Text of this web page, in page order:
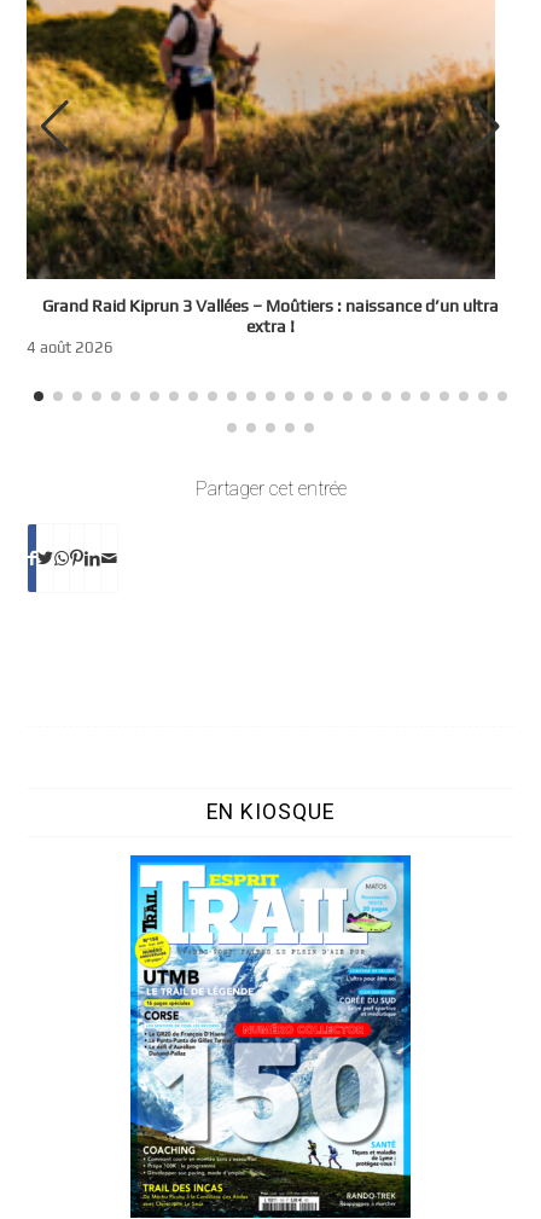
Grand Raid Kiprun 3 Vallées – Moûtiers : naissance d’un ultra
extra !
4 août 2026
Partager cet entrée
EN KIOSQUE